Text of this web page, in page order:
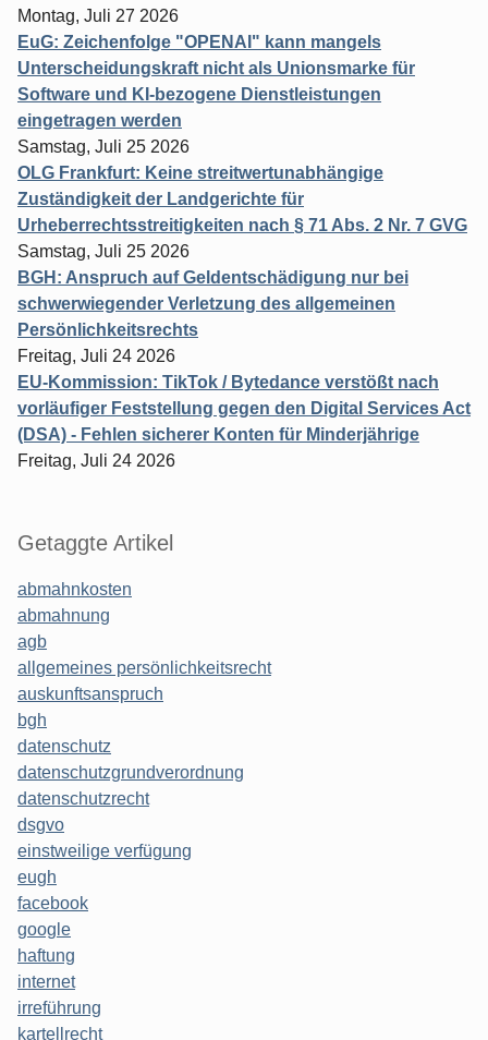
Montag, Juli 27 2026
EuG: Zeichenfolge "OPENAI" kann mangels
Unterscheidungskraft nicht als Unionsmarke für
Software und KI-bezogene Dienstleistungen
eingetragen werden
Samstag, Juli 25 2026
OLG Frankfurt: Keine streitwertunabhängige
Zuständigkeit der Landgerichte für
Urheberrechtsstreitigkeiten nach § 71 Abs. 2 Nr. 7 GVG
Samstag, Juli 25 2026
BGH: Anspruch auf Geldentschädigung nur bei
schwerwiegender Verletzung des allgemeinen
Persönlichkeitsrechts
Freitag, Juli 24 2026
EU-Kommission: TikTok / Bytedance verstößt nach
vorläufiger Feststellung gegen den Digital Services Act
(DSA) - Fehlen sicherer Konten für Minderjährige
Freitag, Juli 24 2026
Getaggte Artikel
abmahnkosten
abmahnung
agb
allgemeines persönlichkeitsrecht
auskunftsanspruch
bgh
datenschutz
datenschutzgrundverordnung
datenschutzrecht
dsgvo
einstweilige verfügung
eugh
facebook
google
haftung
internet
irreführung
kartellrecht